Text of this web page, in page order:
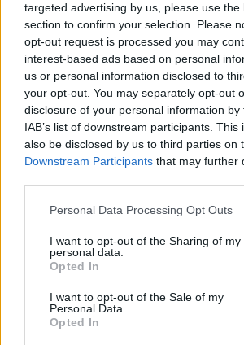
targeted advertising by us, please use the
section to confirm your selection. Please
opt-out request is processed you may
interest-based ads based on personal
us or personal information disclosed to
your opt-out. You may separately opt-out
disclosure of your personal information
IAB’s list of downstream participants.
also be disclosed by us to third parties on
Downstream Participants that may further
Personal Data Processing Opt Outs
I want to opt-out of the Sharing of my
personal data.
Opted In
I want to opt-out of the Sale of my
Personal Data.
Opted In